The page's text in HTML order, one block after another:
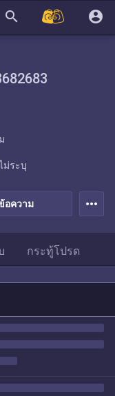
search account_circle
อความ
ม่ระบุ
more_horiz
กระทู้โปรด